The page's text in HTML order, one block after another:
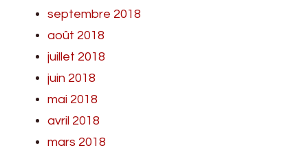
septembre 2018
août 2018
juillet 2018
juin 2018
mai 2018
avril 2018
mars 2018